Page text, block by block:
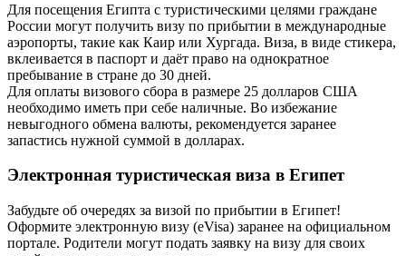
Для посещения Египта с туристическими целями граждане
России могут получить визу по прибытии в международные
аэропорты, такие как Каир или Хургада. Виза, в виде стикера,
вклеивается в паспорт и даёт право на однократное
пребывание в стране до 30 дней.
Для оплаты визового сбора в размере 25 долларов США
необходимо иметь при себе наличные. Во избежание
невыгодного обмена валюты, рекомендуется заранее
запастись нужной суммой в долларах.
Электронная туристическая виза в Египет
Забудьте об очередях за визой по прибытии в Египет!
Оформите электронную визу (eVisa) заранее на официальном
портале. Родители могут подать заявку на визу для своих